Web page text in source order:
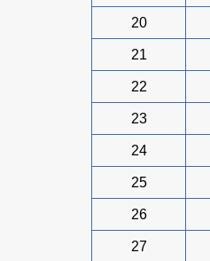
20
21
22
23
24
25
26
27